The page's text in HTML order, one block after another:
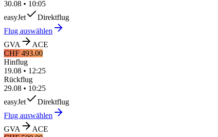
30.08 • 10:05
easyJet
Direktflug
Flug auswählen
GVA
ACE
CHF 493.00
Hinflug
19.08 • 12:25
Rückflug
29.08 • 10:25
easyJet
Direktflug
Flug auswählen
GVA
ACE